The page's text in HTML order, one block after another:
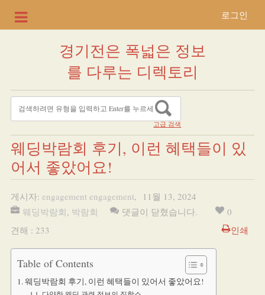
로그인
경기전은 폭넓은 정보
를 다루는 디렉토리
고급 검색
웨딩박람회 후기, 이런 혜택들이 있
어서 좋았어요!
게시자: engagement engagement,
11월 13, 2024
웨딩박람회, 박람회 댓글이 닫혔습니다.
0
견해 : 233
인쇄
Table of Contents
웨딩박람회 후기, 이런 혜택들이 있어서 좋았어요!